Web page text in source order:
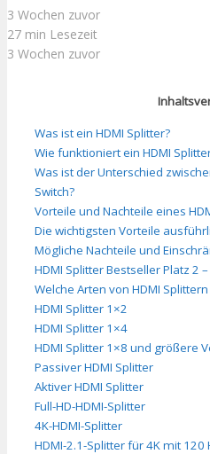
3 Wochen zuvor
27 min Lesezeit
3 Wochen zuvor
Was ist ein HDMI Splitter?
Wie funktioniert ein HDMI
Was ist der Unterschied
Switch?
Vorteile und Nachteile eines
Die wichtigsten Vorteile
Mögliche Nachteile und
HDMI Splitter Bestseller Platz 2
Welche Arten von HDMI
HDMI Splitter 1×2
HDMI Splitter 1×4
HDMI Splitter 1×8 und größere
Passiver HDMI Splitter
Aktiver HDMI Splitter
Full-HD-HDMI-Splitter
4K-HDMI-Splitter
HDMI-2.1-Splitter für 4K mit 120